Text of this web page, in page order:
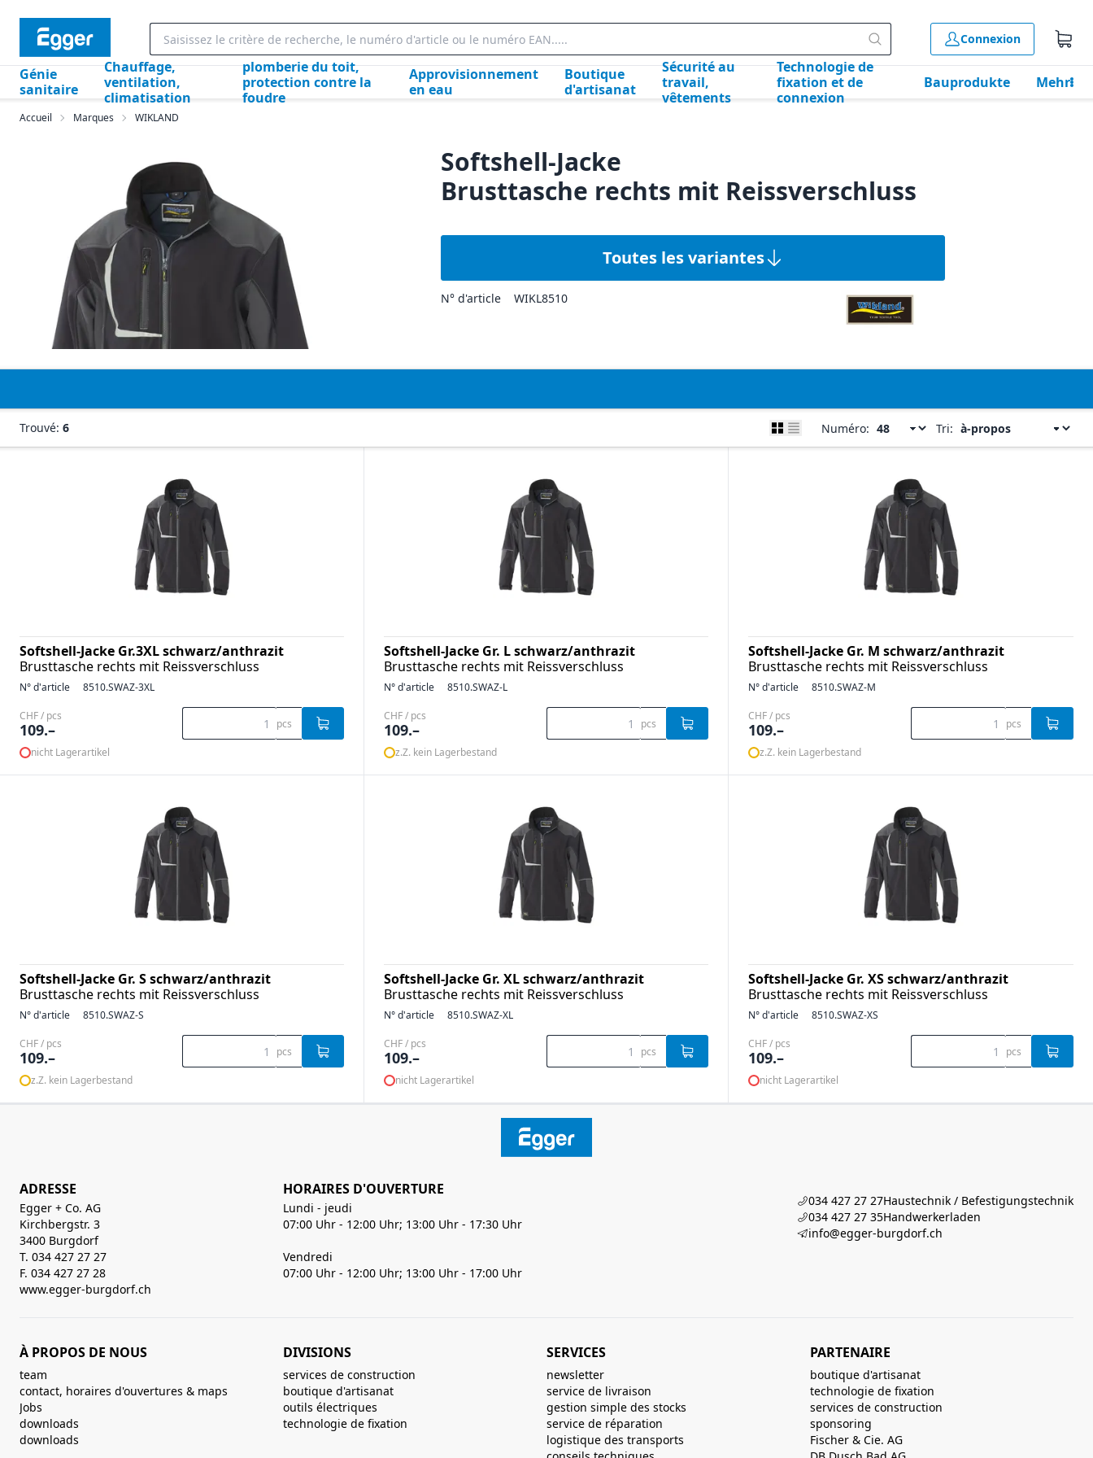
Connexion
Génie
sanitaire
Chauffage,
ventilation,
climatisation
plomberie du toit,
protection contre la
foudre
Approvisionnement
en eau
Boutique
d'artisanat
Sécurité au
travail,
vêtements
Technologie de
fixation et de
connexion
Bauprodukte Mehr
Accueil Marques WIKLAND
Softshell-Jacke
Brusttasche rechts mit Reissverschluss
Toutes les variantes
N° d'article WIKL8510
Trouvé: 6 Numéro: Tri:
Softshell-Jacke Gr.3XL schwarz/anthrazit
Brusttasche rechts mit Reissverschluss
N° d'article 8510.SWAZ-3XL
CHF / pcs
109.– pcs
nicht Lagerartikel
Softshell-Jacke Gr. L schwarz/anthrazit
Brusttasche rechts mit Reissverschluss
N° d'article 8510.SWAZ-L
CHF / pcs
109.– pcs
z.Z. kein Lagerbestand
Softshell-Jacke Gr. M schwarz/anthrazit
Brusttasche rechts mit Reissverschluss
N° d'article 8510.SWAZ-M
CHF / pcs
109.– pcs
z.Z. kein Lagerbestand
Softshell-Jacke Gr. S schwarz/anthrazit
Brusttasche rechts mit Reissverschluss
N° d'article 8510.SWAZ-S
CHF / pcs
109.– pcs
z.Z. kein Lagerbestand
Softshell-Jacke Gr. XL schwarz/anthrazit
Brusttasche rechts mit Reissverschluss
N° d'article 8510.SWAZ-XL
CHF / pcs
109.– pcs
nicht Lagerartikel
Softshell-Jacke Gr. XS schwarz/anthrazit
Brusttasche rechts mit Reissverschluss
N° d'article 8510.SWAZ-XS
CHF / pcs
109.– pcs
nicht Lagerartikel
ADRESSE
Egger + Co. AG
Kirchbergstr. 3
3400 Burgdorf
T. 034 427 27 27
F. 034 427 27 28
www.egger-burgdorf.ch
HORAIRES D'OUVERTURE
Lundi - jeudi
07:00 Uhr - 12:00 Uhr; 13:00 Uhr - 17:30 Uhr
Vendredi
07:00 Uhr - 12:00 Uhr; 13:00 Uhr - 17:00 Uhr
034 427 27 27Haustechnik / Befestigungstechnik
034 427 27 35Handwerkerladen
info@egger-burgdorf.ch
À PROPOS DE NOUS
team
contact, horaires d'ouvertures & maps
Jobs
downloads
downloads
DIVISIONS
services de construction
boutique d'artisanat
outils électriques
technologie de fixation
SERVICES
newsletter
service de livraison
gestion simple des stocks
service de réparation
logistique des transports
PARTENAIRE
boutique d'artisanat
technologie de fixation
services de construction
sponsoring
Fischer & Cie. AG